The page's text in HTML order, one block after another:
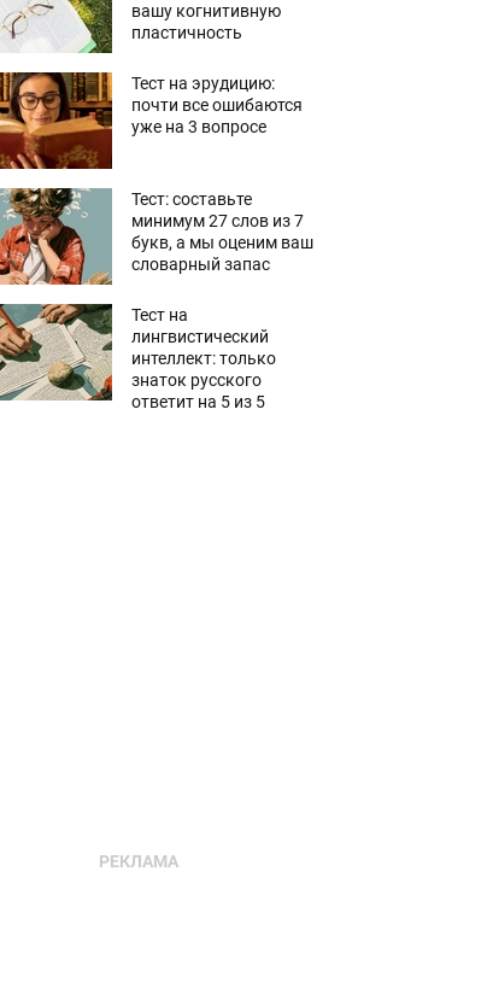
вашу когнитивную
пластичность
Тест на эрудицию:
почти все ошибаются
уже на 3 вопросе
Тест: составьте
минимум 27 слов из 7
букв, а мы оценим ваш
словарный запас
Тест на
лингвистический
интеллект: только
знаток русского
ответит на 5 из 5